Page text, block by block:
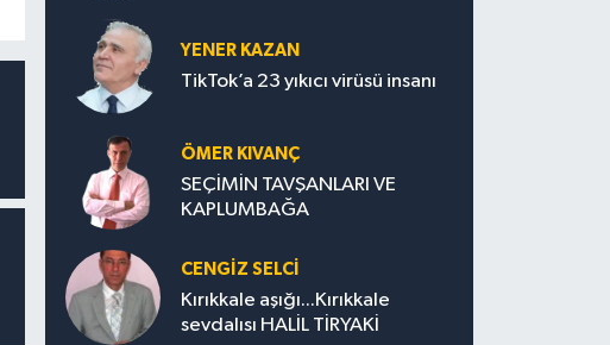
YENER KAZAN
TikTok’a 23 yıkıcı virüsü insanı
ÖMER KIVANÇ
SEÇİMİN TAVŞANLARI VE
KAPLUMBAĞA
CENGİZ SELCİ
Kırıkkale aşığı...Kırıkkale
sevdalısı HALİL TİRYAKİ